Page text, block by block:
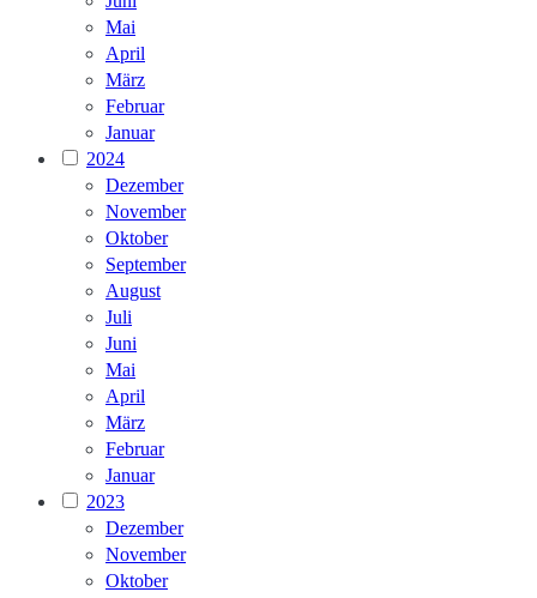
Mai
April
März
Februar
Januar
2024
Dezember
November
Oktober
September
August
Juli
Juni
Mai
April
März
Februar
Januar
2023
Dezember
November
Oktober